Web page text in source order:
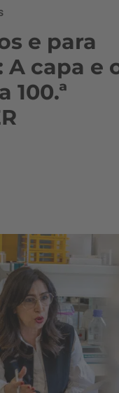
e para
capa e
100.ª